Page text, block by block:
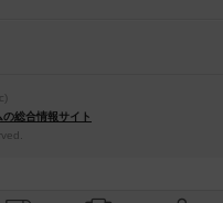
の総合情報サイト